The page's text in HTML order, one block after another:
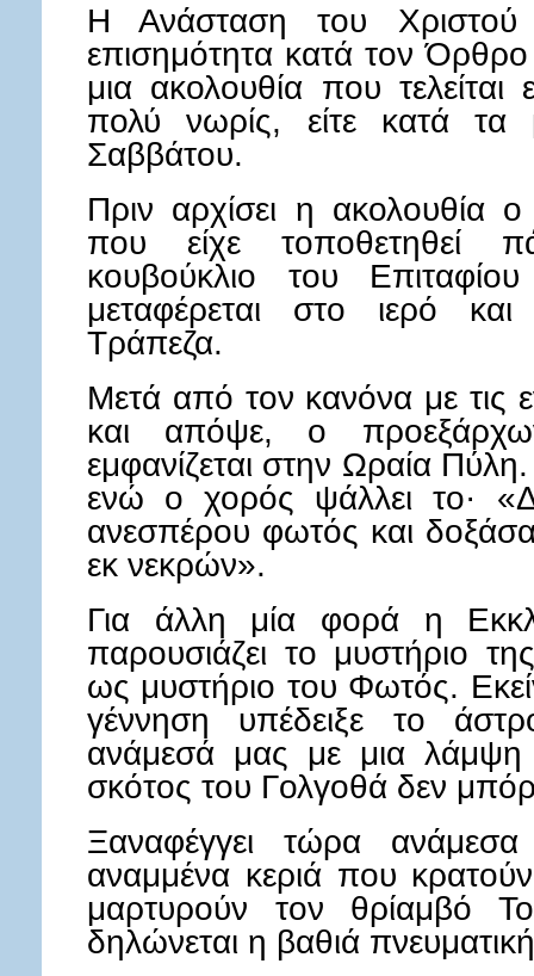
Η Ανάσταση του Χριστού
επισημότητα κατά τον
μια ακολουθία που
πολύ νωρίς, είτε κατά τα
Σαββάτου.
Πριν αρχίσει η ακολουθία
που είχε τοποθετηθεί
κουβούκλιο του
μεταφέρεται στο ιερό και
Τράπεζα.
Μετά από τον κανόνα με τις
και απόψε, ο
εμφανίζεται στην Ωραία
ενώ ο χορός ψάλλει το·
ανεσπέρου φωτός και
εκ νεκρών».
Για άλλη μία φορά η
παρουσιάζει το μυστήριο
ως μυστήριο του Φωτός.
γέννηση υπέδειξε το
ανάμεσά μας με μια λάμψη
σκότος του Γολγοθά δεν
Ξαναφέγγει τώρα
αναμμένα κεριά που
μαρτυρούν τον θρίαμβό
δηλώνεται η βαθιά